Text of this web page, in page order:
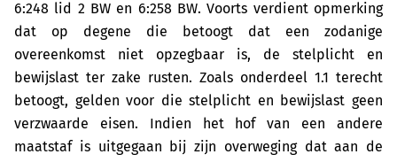
6:248 lid 2 BW en 6:258 BW. Voorts verdient opmerking
dat op degene die betoogt dat een zodanige
overeenkomst niet opzegbaar is, de stelplicht en
bewijslast ter zake rusten. Zoals onderdeel 1.1 terecht
betoogt, gelden voor die stelplicht en bewijslast geen
verzwaarde eisen. Indien het hof van een andere
maatstaf is uitgegaan bij zijn overweging dat aan de